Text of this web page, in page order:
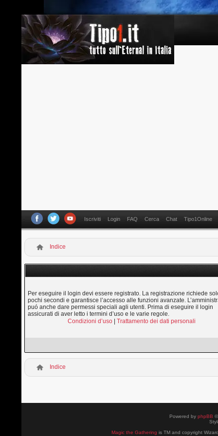
Iscriviti Login FAQ Cerca Chat Tipo1Online
Indice
Per eseguire il login devi essere registrato. La registrazione richiede
pochi secondi e garantisce l’accesso alle funzioni avanzate.
puó anche dare permessi speciali agli utenti. Prima di eseguire il login
assicurati di aver letto i termini d’uso e le varie regole.
Condizioni d’uso |Trattamento dei dati personali
Indice
Powered by phpBB
Magic the Gathering is TM and copyright